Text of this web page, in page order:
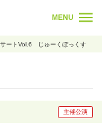
MENU
ートVol.6 じゅーくぼっくす
主催公演